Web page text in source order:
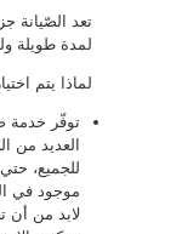
تعد الصّيانة
لمدة طويلة
لماذا يتم
توفّر خدمة
العديد من
للجميع،
موجود في
لابد من أن